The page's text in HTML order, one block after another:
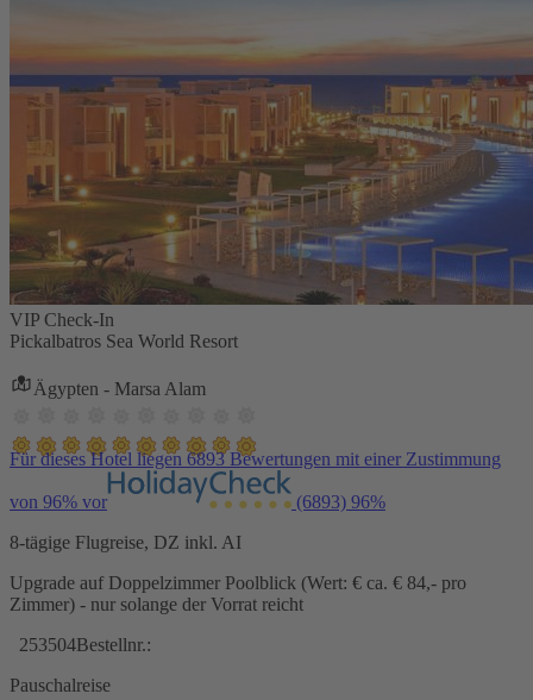
VIP Check-In
Pickalbatros Sea World Resort
Ägypten - Marsa Alam
Für dieses Hotel liegen 6893 Bewertungen mit einer Zustimmung
von 96% vor (6893) 96%
8-tägige Flugreise, DZ inkl. AI
Upgrade auf Doppelzimmer Poolblick (Wert: € ca. € 84,- pro
Zimmer) - nur solange der Vorrat reicht
253504Bestellnr.:
Pauschalreise